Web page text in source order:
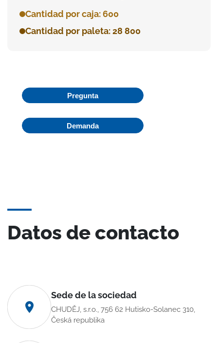
Cantidad por caja: 600
Cantidad por paleta: 28 800
Pregunta
Demanda
Datos de contacto
Sede de la sociedad
CHUDĚJ, s.r.o., 756 62 Hutisko-Solanec 310,
Česká republika